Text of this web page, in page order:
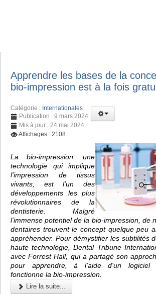
Apprendre les bases de la
bio-impression est à la fois
Catégorie : Internationales
Publication : 9 mars 2024
Mis à jour : 24 mai 2024
Affichages : 2108
La bio-impression, une
technologie qui implique
l'impression de tissus
vivants, est l'un des
développements les plus
révolutionnaires de la
dentisterie. Malgré
l'immense potentiel de la bio-impression, de
dentaires trouvent le concept quelque peu
appréhender. Pour démystifier les subtilités
haute technologie, Dental Tribune
avec Forrest Hall, qui a partagé son
pour apprendre, à l'aide d'un logiciel
fonctionne la bio-impression.
Lire la suite...